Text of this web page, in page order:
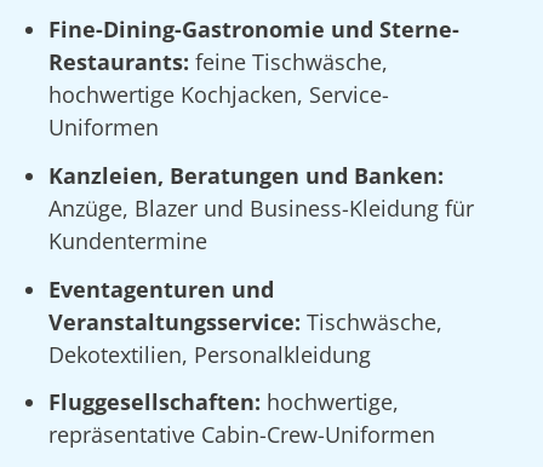
Fine-Dining-Gastronomie und Sterne-
Restaurants: feine Tischwäsche,
hochwertige Kochjacken, Service-
Uniformen
Kanzleien, Beratungen und Banken:
Anzüge, Blazer und Business-Kleidung für
Kundentermine
Eventagenturen und
Veranstaltungsservice: Tischwäsche,
Dekotextilien, Personalkleidung
Fluggesellschaften: hochwertige,
repräsentative Cabin-Crew-Uniformen